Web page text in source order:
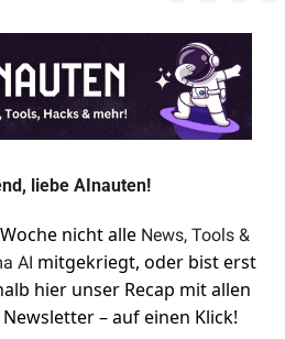
liebe AInauten!
nicht alle News, Tools &
AI mitgekriegt, oder bist erst
hier unser Recap mit allen
– auf einen Klick!